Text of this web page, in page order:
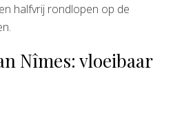
halfvrij rondlopen op de
Nîmes: vloeibaar